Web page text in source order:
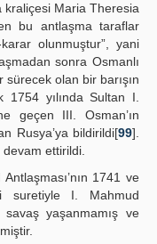
kraliçesi Maria Theresia
bu antlaşma taraflar
olunmuştur”, yani
sonra Osmanlı
sürecek olan bir barışın
1754 yılında Sultan I.
geçen III. Osman’ın
Rusya’ya bildirildi[99].
ettirildi.
1741 ve
suretiyle I. Mahmud
yaşanmamış ve